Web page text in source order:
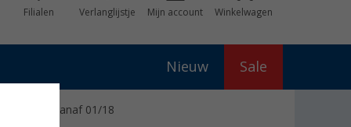
Filialen Verlanglijstje Mijn account Winkelwagen
Nieuw Sale
Cross vanaf 01/18